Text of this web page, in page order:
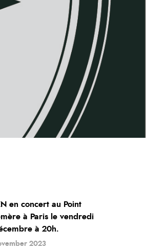
en concert au Point
à Paris le vendredi
à 20h.
2023